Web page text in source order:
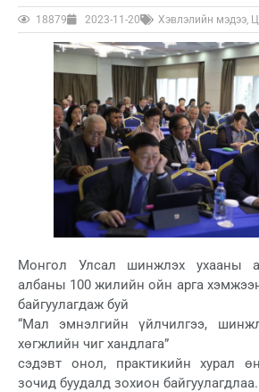
18879 2023-11-20 Хэвлэлийн мэдээ,
Монгол Улсал шинжлэх ухааны
албаны 100 жилийн ойн арга
байгуулагдаж буй
“Мал эмнэлгийн үйлчилгээ,
хөгжлийн чиг хандлага”
сэдэвт онол, практикийн хурал
зочид буудалд зохион байгуулагдлаа.